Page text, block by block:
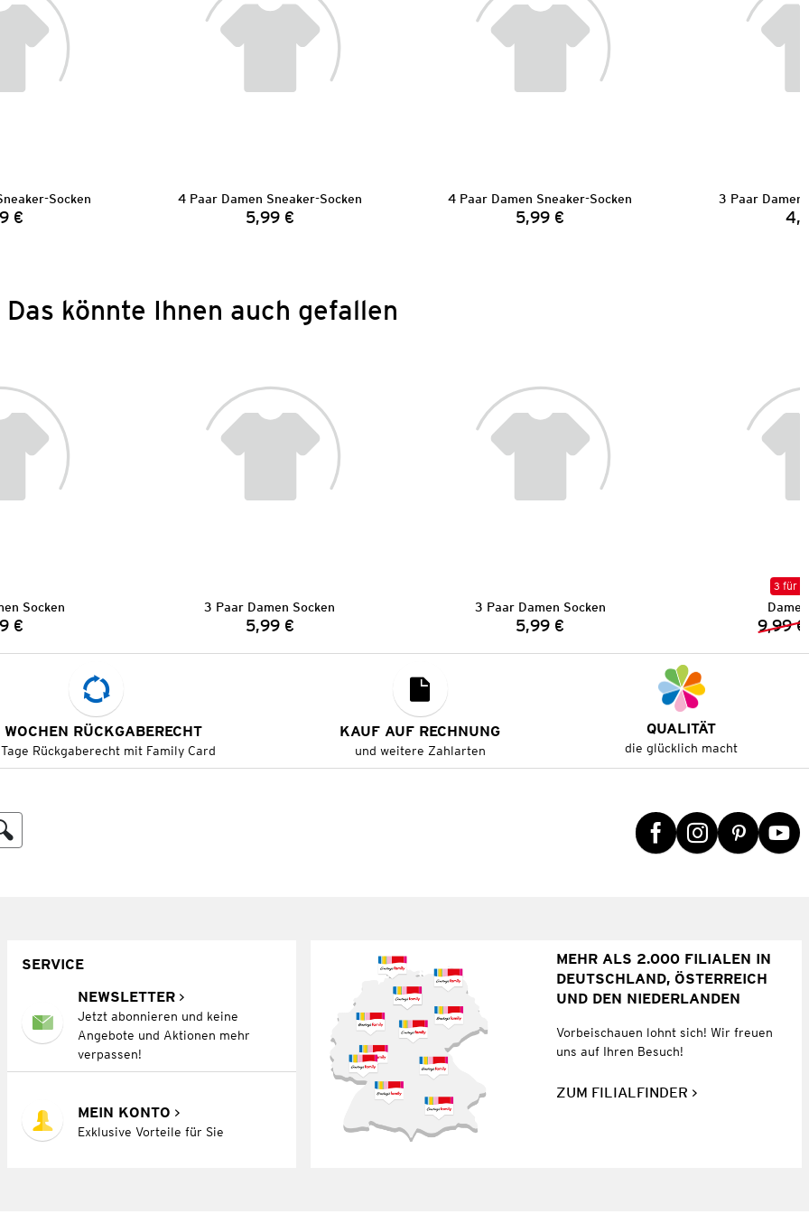
Socken
€
4 Paar Damen Sneaker-Socken
Preis:
5,99 €
4 Paar Damen Sneaker-Socken
Preis:
5,99 €
3 Paar Damen
Das könnte Ihnen auch gefallen
Socken
€
3 Paar Damen Socken
Preis:
5,99 €
3 Paar Damen Socken
Preis:
5,99 €
3 für 2
9,99 €
RÜCKGABERECHT
Rückgaberecht mit Family Card
KAUF AUF RECHNUNG
und weitere Zahlarten
QUALITÄT
die glücklich macht
SERVICE
NEWSLETTER
Jetzt abonnieren und keine
Angebote und Aktionen mehr
verpassen!
MEIN KONTO
Exklusive Vorteile für Sie
MEHR ALS 2.000 FILIALEN IN
DEUTSCHLAND, ÖSTERREICH
UND DEN NIEDERLANDEN
Vorbeischauen lohnt sich! Wir freuen
uns auf Ihren Besuch!
ZUM FILIALFINDER